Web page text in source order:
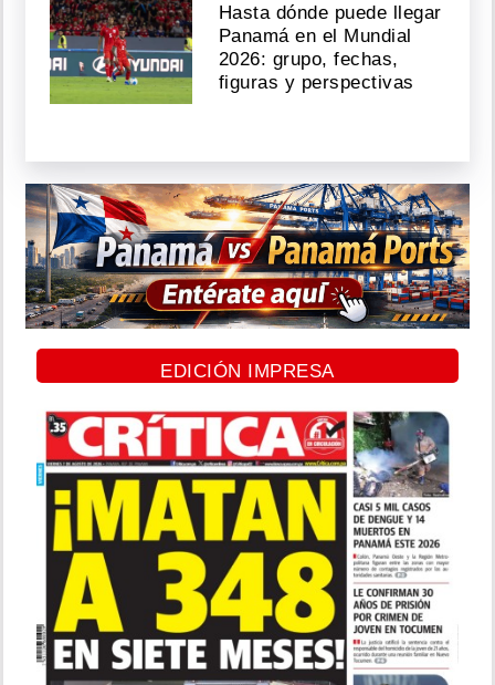
Hasta dónde puede llegar
Panamá en el Mundial
2026: grupo, fechas,
figuras y perspectivas
EDICIÓN IMPRESA